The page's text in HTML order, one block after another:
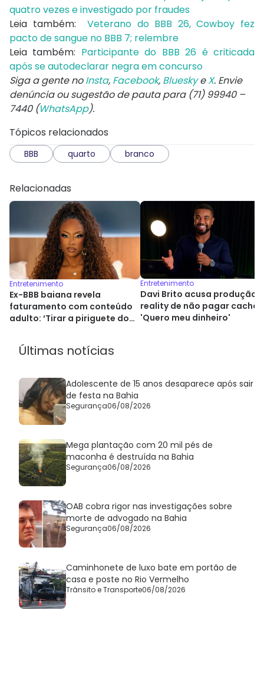
quatro vezes e investigado por fraudes
Leia também: Veterano do BBB 26, Cowboy fez
pacto de sangue no BBB 7; relembre
Leia também: Participante do BBB 26 é criticada
após se autodeclarar negra em concurso
Siga a gente noInsta, Facebook, BlueskyeX. Envie
denúncia ou sugestão de pauta para (71) 99940 –
7440 (WhatsApp).
Tópicos relacionados
BBB quarto branco
Relacionadas
Entretenimento
Ex-BBB baiana revela
faturamento com conteúdo
adulto: ‘Tirar a piriguete do
Entretenimento
Davi Brito acusa produção
reality de não pagar cachê:
'Quero meu dinheiro'
Últimas notícias
Adolescente de 15 anos desaparece após sair
de festa na Bahia
Segurança06/08/2026
Mega plantação com 20 mil pés de
maconha é destruída na Bahia
Segurança06/08/2026
OAB cobra rigor nas investigações sobre
morte de advogado na Bahia
Segurança06/08/2026
Caminhonete de luxo bate em portão de
casa e poste no Rio Vermelho
Trânsito e Transporte06/08/2026